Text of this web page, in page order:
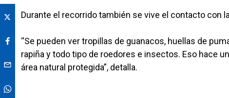
Durante el recorrido también se vive el contacto con
“Se pueden ver tropillas de guanacos, huellas de
rapiña y todo tipo de roedores e insectos. Eso hace
área natural protegida”, detalla.